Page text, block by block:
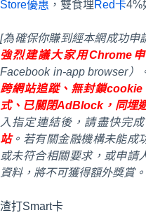
Store優惠 ，雙食埋Red卡4%
[為確保你賺到經本網成功申
強烈建議大家用Chrome
Facebook in-app browser）
跨網站追蹤、無封鎖
式、已關閉AdBlock，同埋
入指定連結後，請盡快完成
站。若有關金融機構未能成
或未符合相關要求，或申請
資料，將不可獲得額外獎賞
渣打Smart卡